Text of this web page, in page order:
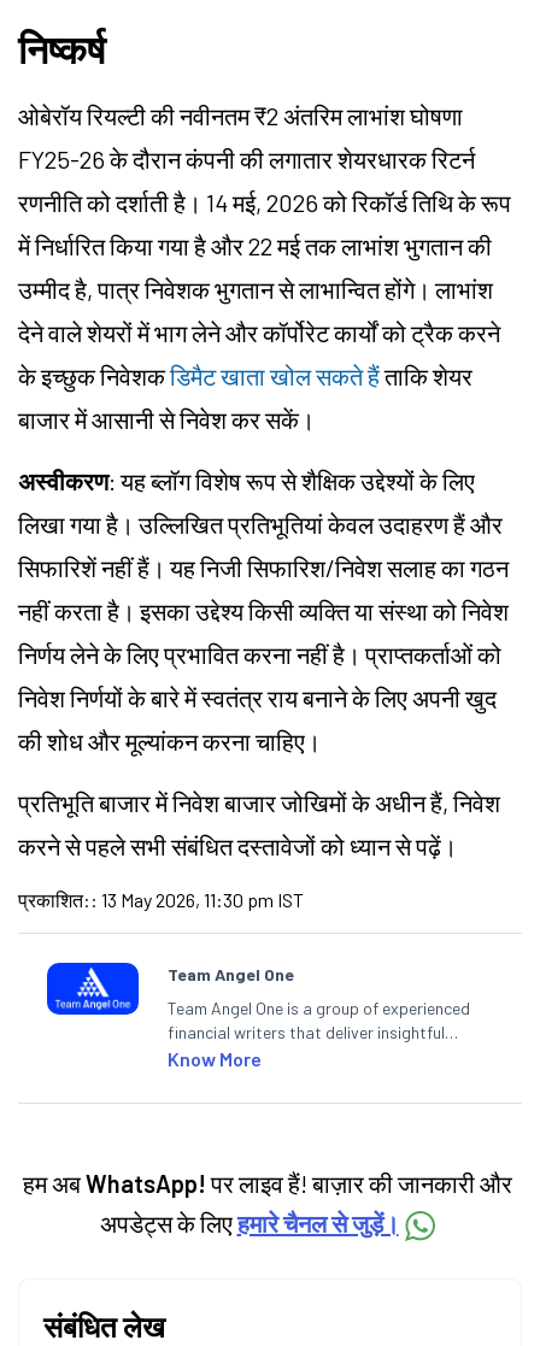
निष्कर्ष
ओबेरॉय रियल्टी की नवीनतम ₹2 अंतरिम लाभांश घोषणा
FY25-26 के दौरान कंपनी की लगातार शेयरधारक रिटर्न
रणनीति को दर्शाती है। 14 मई, 2026 को रिकॉर्ड तिथि के रूप
में निर्धारित किया गया है और 22 मई तक लाभांश भुगतान की
उम्मीद है, पात्र निवेशक भुगतान से लाभान्वित होंगे। लाभांश
देने वाले शेयरों में भाग लेने और कॉर्पोरेट कार्यों को ट्रैक करने
के इच्छुक निवेशकडिमैट खाता खोल सकते हैंताकि शेयर
बाजार में आसानी से निवेश कर सकें।
अस्वीकरण: यह ब्लॉग विशेष रूप से शैक्षिक उद्देश्यों के लिए
लिखा गया है। उल्लिखित प्रतिभूतियां केवल उदाहरण हैं और
सिफारिशें नहीं हैं। यह निजी सिफारिश/निवेश सलाह का गठन
नहीं करता है। इसका उद्देश्य किसी व्यक्ति या संस्था को निवेश
निर्णय लेने के लिए प्रभावित करना नहीं है। प्राप्तकर्ताओं को
निवेश निर्णयों के बारे में स्वतंत्र राय बनाने के लिए अपनी खुद
की शोध और मूल्यांकन करना चाहिए।
प्रतिभूति बाजार में निवेश बाजार जोखिमों के अधीन हैं, निवेश
करने से पहले सभी संबंधित दस्तावेजों को ध्यान से पढ़ें।
प्रकाशित: : 13 May 2026, 11:30 pm IST
Team Angel One
Team Angel One is a group of experienced
financial writers that deliver insightful
articles on the stock market, IPO, economy,
categories.
Know More
हम अबWhatsApp! पर लाइव हैं! बाज़ार की जानकारी और
अपडेट्स के लिएहमारे चैनल से जुड़ें।
संबंधित लेख